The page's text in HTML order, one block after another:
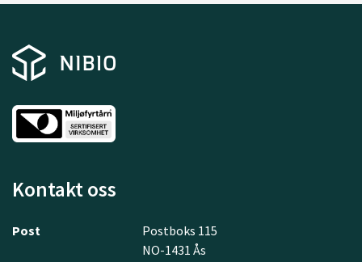
Kontakt oss
Post
Postboks 115
NO-1431 Ås